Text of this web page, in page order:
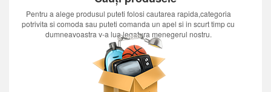
Pentru a alege produsul puteti folosi cautarea rapida,categoria
potrivita si comoda sau puteti comanda un apel si in scurt timp cu
dumneavoastra v-a lua legatura menegerul nostru.